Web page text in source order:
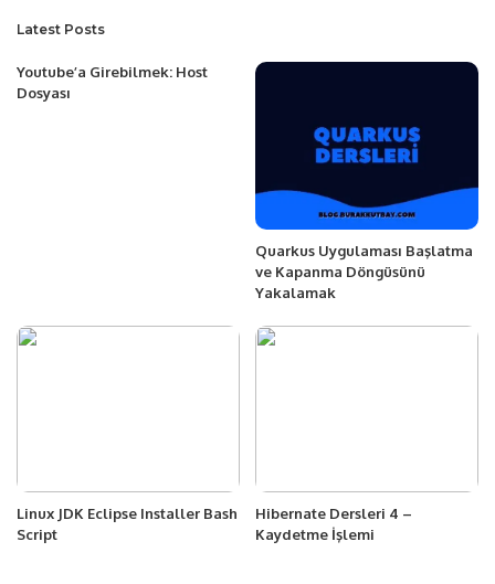
Latest Posts
Youtube’a Girebilmek: Host
Dosyası
Quarkus Uygulaması Başlatma
ve Kapanma Döngüsünü
Yakalamak
Linux JDK Eclipse Installer Bash
Script
Hibernate Dersleri 4 –
Kaydetme İşlemi